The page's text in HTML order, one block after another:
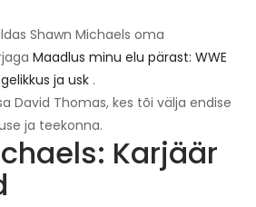
Shawn Michaels oma
Maadlus minu elu pärast: WWE
ja usk .
David Thomas, kes tõi välja endise
ja teekonna.
Karjäär